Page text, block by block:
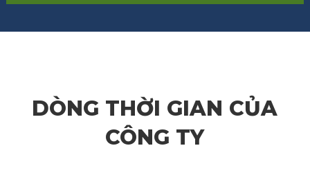
DÒNG THỜI GIAN CỦA
CÔNG TY